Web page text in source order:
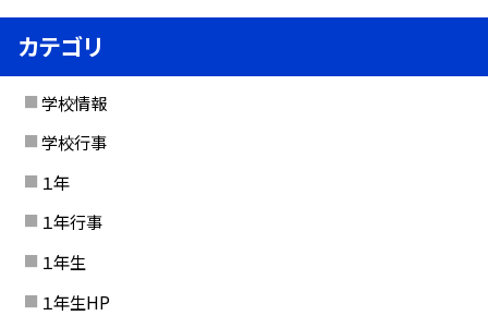
カテゴリ
学校情報
学校行事
１年
１年行事
１年生
１年生HP